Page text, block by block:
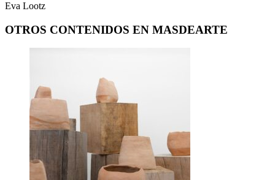
Eva Lootz
OTROS CONTENIDOS EN MASDEARTE